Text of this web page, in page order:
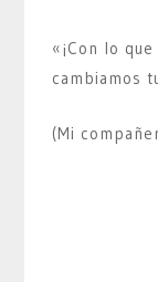
«¡Con lo
cambiamos
(Mi